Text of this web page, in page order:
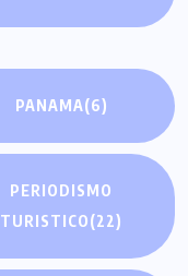
PANAMA(6)
PERIODISMO
TURISTICO(22)